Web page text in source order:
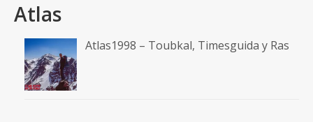
Atlas
Atlas1998 – Toubkal, Timesguida y Ras